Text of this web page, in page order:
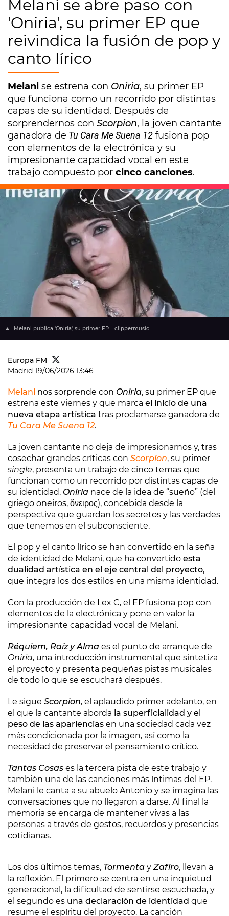
Melani se abre paso con
'Oniria', su primer EP que
reivindica la fusión de pop y
canto lírico
Melani se estrena con Oniria, su primer EP
que funciona como un recorrido por distintas
capas de su identidad. Después de
sorprendernos con Scorpion, la joven cantante
ganadora de Tu Cara Me Suena 12fusiona pop
con elementos de la electrónica y su
impresionante capacidad vocal en este
trabajo compuesto por cinco canciones.
Melani publica 'Oniria', su primer EP. | clippermusic
Europa FM
Madrid 19/06/2026 13:46
Melani nos sorprende con Oniria, su primer EP que
estrena este viernes y que marca el inicio de una
nueva etapa artística tras proclamarse ganadora de
Tu Cara Me Suena 12.
La joven cantante no deja de impresionarnos y, tras
cosechar grandes críticas con Scorpion, su primer
single, presenta un trabajo de cinco temas que
funcionan como un recorrido por distintas capas de
su identidad. Oniria nace de la idea de “sueño” (del
griego oneiros, ὄνειρος), concebida desde la
perspectiva que guardan los secretos y las verdades
que tenemos en el subconsciente.
El pop y el canto lírico se han convertido en la seña
de identidad de Melani, que ha convertido esta
dualidad artística en el eje central del proyecto,
que integra los dos estilos en una misma identidad.
Con la producción de Lex C, el EP fusiona pop con
elementos de la electrónica y pone en valor la
impresionante capacidad vocal de Melani.
Réquiem, Raíz y Alma es el punto de arranque de
Oniria, una introducción instrumental que sintetiza
el proyecto y presenta pequeñas pistas musicales
de todo lo que se escuchará después.
Le sigue Scorpion, el aplaudido primer adelanto, en
el que la cantante aborda la superficialidad y el
peso de las apariencias en una sociedad cada vez
más condicionada por la imagen, así como la
necesidad de preservar el pensamiento crítico.
Tantas Cosas es la tercera pista de este trabajo y
también una de las canciones más íntimas del EP.
Melani le canta a su abuelo Antonio y se imagina las
conversaciones que no llegaron a darse. Al final la
memoria se encarga de mantener vivas a las
personas a través de gestos, recuerdos y presencias
cotidianas.
Los dos últimos temas, Tormenta y Zafiro, llevan a
la reflexión. El primero se centra en una inquietud
generacional, la dificultad de sentirse escuchada, y
el segundo es una declaración de identidad que
resume el espíritu del proyecto. La canción